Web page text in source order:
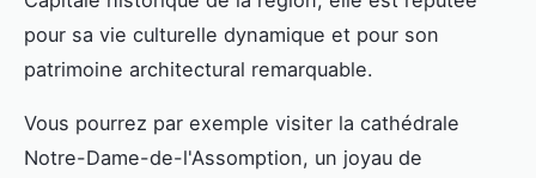
pour sa vie culturelle dynamique et pour son
patrimoine architectural remarquable.
Vous pourrez par exemple visiter la cathédrale
Notre-Dame-de-l'Assomption, un joyau de